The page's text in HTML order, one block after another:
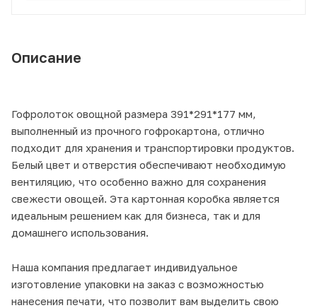
Описание
Гофролоток овощной размера 391*291*177 мм,
выполненный из прочного гофрокартона, отлично
подходит для хранения и транспортировки продуктов.
Белый цвет и отверстия обеспечивают необходимую
вентиляцию, что особенно важно для сохранения
свежести овощей. Эта картонная коробка является
идеальным решением как для бизнеса, так и для
домашнего использования.
Наша компания предлагает индивидуальное
изготовление упаковки на заказ с возможностью
нанесения печати, что позволит вам выделить свою